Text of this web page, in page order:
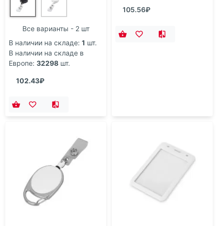
Все варианты - 2 шт
В наличии на складе: 1 шт.
В наличии на складе в
Европе: 32298 шт.
102.43₽
105.56₽